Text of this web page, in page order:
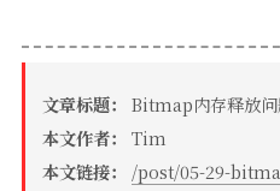
文章标题：
Bitmap内存释放
本文作者：Tim
本文链接：
/post/05-29-